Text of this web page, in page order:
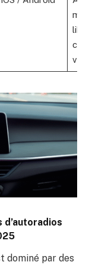
dominé par des